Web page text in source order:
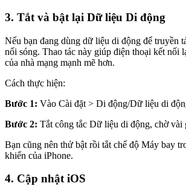
3. Tắt và bật lại Dữ liệu Di động
Nếu bạn đang dùng dữ liệu di động để truyền
nối sóng. Thao tác này giúp điện thoại kết nối
của nhà mạng mạnh mẽ hơn.
Cách thực hiện:
Bước 1: Vào Cài đặt > Di động/Dữ liệu di
Bước 2: Tắt công tắc Dữ liệu di động, chờ vài
Bạn cũng nên thử bật rồi tắt chế độ Máy bay
khiển của iPhone.
4. Cập nhật iOS